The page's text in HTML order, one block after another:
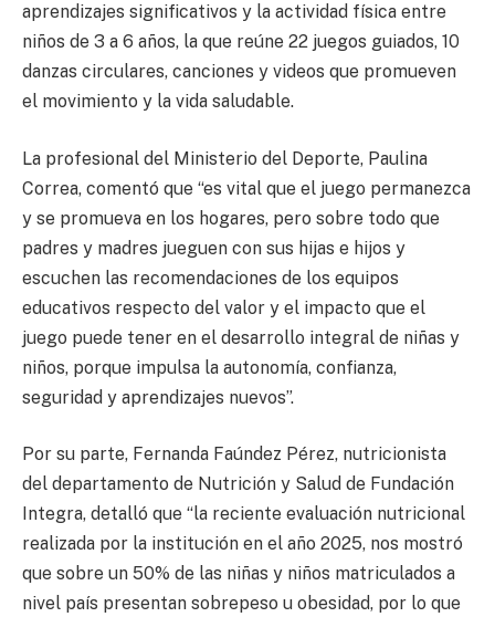
aprendizajes significativos y la actividad física entre
niños de 3 a 6 años, la que reúne 22 juegos guiados, 10
danzas circulares, canciones y videos que promueven
el movimiento y la vida saludable.
La profesional del Ministerio del Deporte, Paulina
Correa, comentó que “es vital que el juego permanezca
y se promueva en los hogares, pero sobre todo que
padres y madres jueguen con sus hijas e hijos y
escuchen las recomendaciones de los equipos
educativos respecto del valor y el impacto que el
juego puede tener en el desarrollo integral de niñas y
niños, porque impulsa la autonomía, confianza,
seguridad y aprendizajes nuevos”.
Por su parte, Fernanda Faúndez Pérez, nutricionista
del departamento de Nutrición y Salud de Fundación
Integra, detalló que “la reciente evaluación nutricional
realizada por la institución en el año 2025, nos mostró
que sobre un 50% de las niñas y niños matriculados a
nivel país presentan sobrepeso u obesidad, por lo que